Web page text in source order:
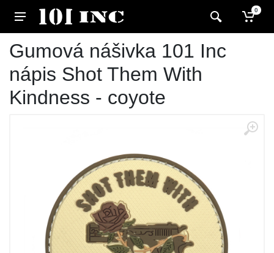
0
Gumová nášivka 101 Inc
nápis Shot Them With
Kindness - coyote